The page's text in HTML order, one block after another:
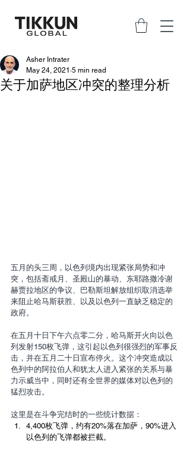
关于加萨地区冲突的整理分析
Asher Intrater
May 24, 2021 5 min read
五月的头三周，以色列境内出现紧张局势和冲
突，包括斋戒月、圣殿山的暴动、东耶路撒冷谢
赫贾拉地区的争议、巴勒斯坦解放组织取消选举
来阻止哈马斯获胜、以及以色列一直缺乏稳定的
政府。
在五月十日下午六点零二分，哈马斯开火向以色
列发射150枚飞弹，这引起以色列很强烈的军事反
击，并在五月二十日宣布停火。这个冲突造成以
色列中的阿拉伯人和犹太人进入紧张的关系与暴
力示威当中，同时还有全世界的媒体对以色列的
猛烈攻击。
这里是在斗争完结时的一些统计数据：
4,400枚飞弹，约有20%落在加萨，90%进入
以色列的飞弹都被拦截。